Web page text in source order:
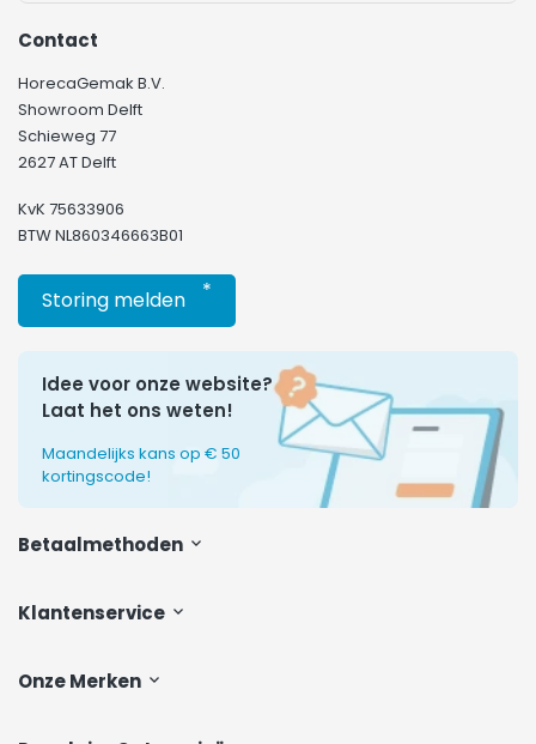
Klantenservice
Onze Merken
Contact
HorecaGemak B.V.
Showroom Delft
Schieweg 77
2627 AT Delft
KvK 75633906
BTW NL860346663B01
Storing melden *
Idee voor onze website?
Laat het ons weten!
Maandelijks kans op € 50
kortingscode!
Betaalmethoden